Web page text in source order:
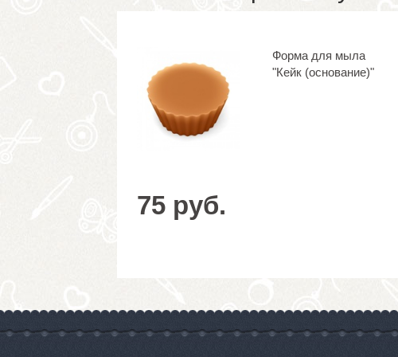
Форма для мыла
"Кейк (основание)"
75 руб.